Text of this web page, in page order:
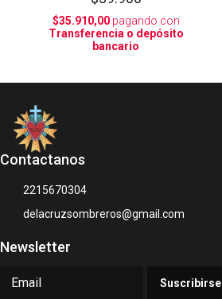
$35.910,00pagando con
Transferencia o depósito
bancario
Contactanos
2215670304
delacruzsombreros@gmail.com
Newsletter
Suscribirse